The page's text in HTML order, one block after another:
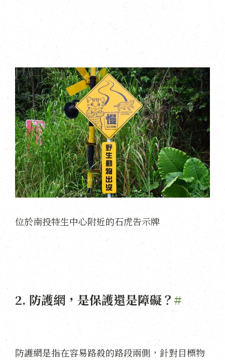
位於南投特生中心附近的石虎告示牌
2. 防護網，是保護還是障礙？ #
防護網是指在容易路殺的路段兩側，針對目標物